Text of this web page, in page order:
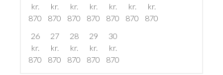
kr.
870
kr.
870
kr.
870
kr.
870
kr.
870
kr.
870
kr.
870
26
kr.
870
27
kr.
870
28
kr.
870
29
kr.
870
30
kr.
870